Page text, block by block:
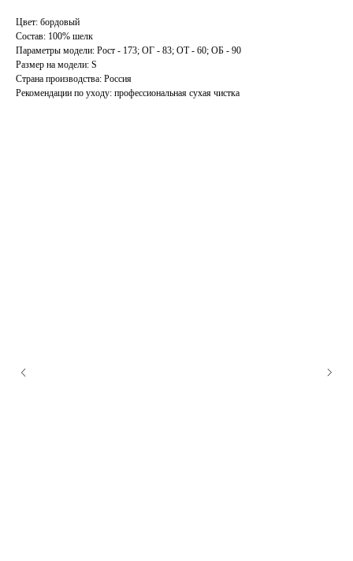
Цвет: бордовый
Состав: 100% шелк
Параметры модели: Рост - 173; ОГ - 83; ОТ - 60; ОБ - 90
Размер на модели: S
Страна производства: Россия
Рекомендации по уходу: профессиональная сухая чистка